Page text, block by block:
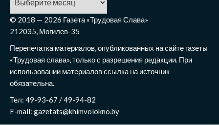
© 2018 — 2026 Газета «Трудовая Слава»
212035, Могилев-35
Перепечатка материалов, опубликованных на сайте газеты
«Трудовая слава», только с разрешения редакции. При
использовании материалов ссылка на источник
обязательна.
Тел: 49-93-67 / 49-94-82
E-mail: gazetats@khimvolokno.by